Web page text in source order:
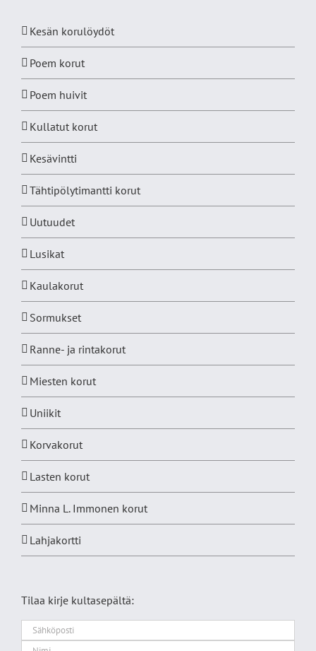
Kesän korulöydöt
Poem korut
Poem huivit
Kullatut korut
Kesävintti
Tähtipölytimantti korut
Uutuudet
Lusikat
Kaulakorut
Sormukset
Ranne- ja rintakorut
Miesten korut
Uniikit
Korvakorut
Lasten korut
Minna L. Immonen korut
Lahjakortti
Tilaa kirje kultasepältä: